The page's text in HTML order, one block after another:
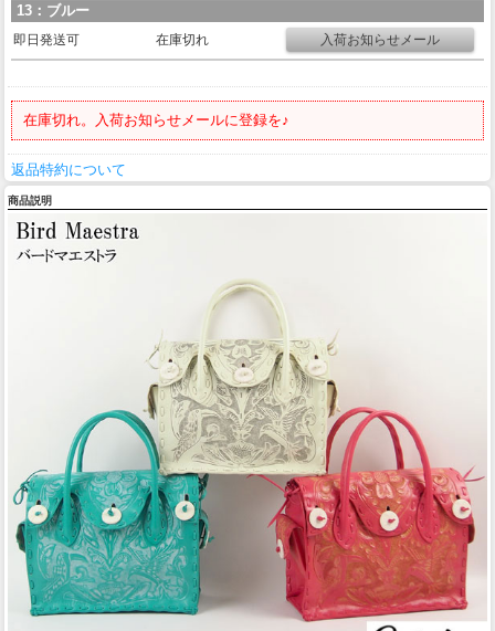
13：ブルー
即日発送可 在庫切れ
在庫切れ。入荷お知らせメールに登録を♪
返品特約について
商品説明